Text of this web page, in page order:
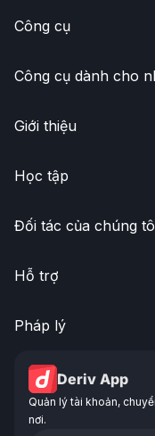
Công cụ
Công cụ dành cho
Giới thiệu
Học tập
Đối tác của chúng
Hỗ trợ
Pháp lý
Deriv App
Quản lý tài khoản,
nơi.